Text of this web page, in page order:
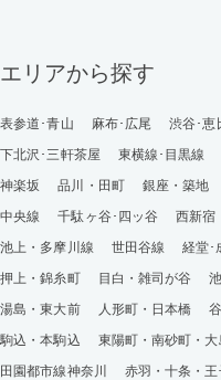
エリアから探す
表参道･青山 麻布･広尾 渋谷･恵
下北沢･三軒茶屋
東横線･目黒線
神楽坂
品川・田町 銀座・築地
中央線
千駄ヶ谷･四ッ谷 西新宿
池上・多摩川線
世田谷線 経堂･
押上・錦糸町
目白・雑司が谷
湯島・東大前
人形町・日本橋
駒込・本駒込
東陽町・南砂町・大
田園都市線神奈川
赤羽・十条・王